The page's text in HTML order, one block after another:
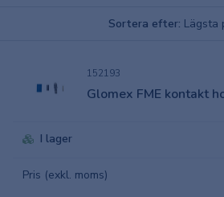
Sortera efter: Lägsta
152193
Glomex FME kontakt
I lager
Pris (exkl. moms)